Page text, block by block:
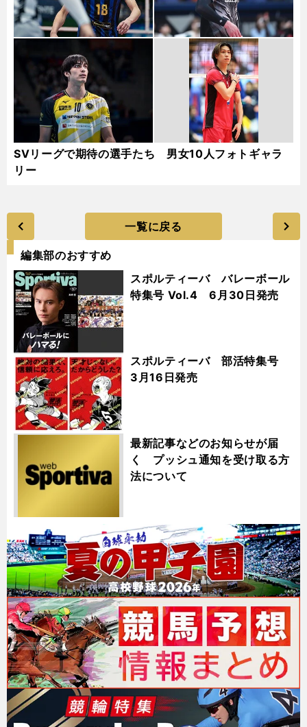
SVリーグで期待の選手たち 男女10人フォトギャラ
リー
一覧に戻る
編集部のおすすめ
スポルティーバ バレーボール
特集号 Vol.4 6月30日発売
スポルティーバ 部活特集号
3月16日発売
最新記事などのお知らせが届
く プッシュ通知を受け取る方
法について